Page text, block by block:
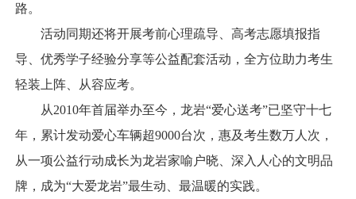
路。
活动同期还将开展考前心理疏导、高考志愿填报指
导、优秀学子经验分享等公益配套活动，全方位助力考生
轻装上阵、从容应考。
从2010年首届举办至今，龙岩“爱心送考”已坚守十七
年，累计发动爱心车辆超9000台次，惠及考生数万人次，
从一项公益行动成长为龙岩家喻户晓、深入人心的文明品
牌，成为“大爱龙岩”最生动、最温暖的实践。